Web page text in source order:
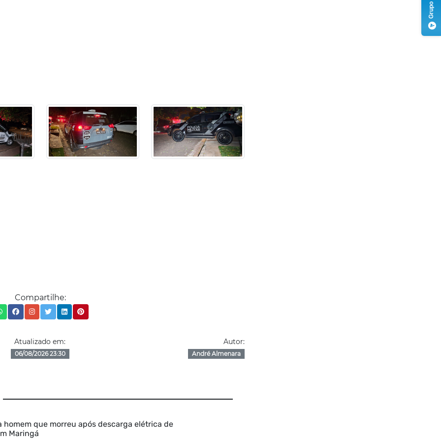
Compartilhe:
Atualizado em:
06/08/2026 23:30
Autor:
André Almenara
homem que morreu após descarga elétrica de
Maringá